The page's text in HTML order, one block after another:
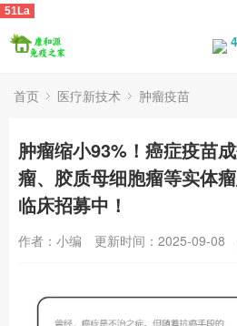
51La
首页 医疗新技术 肿瘤疫苗
肿瘤缩小93%！癌症疫苗
瘤、胶质母细胞瘤等实体
临床招募中！
作者：小编 更新时间：2025-09-08